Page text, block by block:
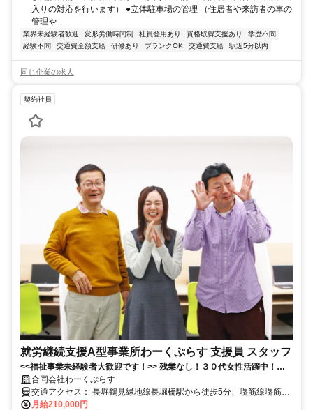
入りの対応を行います） ●立体駐車場の管理 （住居者や来訪者の車の
管理や...
業界未経験者歓迎 変形労働時間制 社員登用あり 資格取得支援あり
学歴不問
経験不問
交通費全額支給 研修あり ブランクOK 交通費支給 駅近5分以内
同じ企業の求人
契約社員
就労継続支援A型事業所わーくぷらす 支援員 スタッフ
<<福祉事業未経験者大歓迎です！>> 残業なし！３０代女性活躍中！堺
筋本町駅徒歩５分の駅チカ✅就労継続支援A型事業所での利用者様サポ
ート✨
合同会社わーくぷらす
交通アクセス： 長堀鶴見緑地線長堀橋駅から徒歩5分、堺筋線堺筋本
町駅から徒歩5分 アクセス: 堺筋本町駅徒歩５分、長堀橋駅徒歩５
月給210,000円